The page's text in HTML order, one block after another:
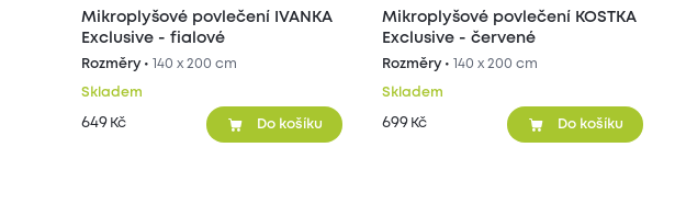
Mikroplyšové povlečení IVANKA
Exclusive - fialové
Rozměry • 140 x 200 cm
Skladem
649 Kč Do košíku
Mikroplyšové povlečení KOSTKA
Exclusive - červené
Rozměry • 140 x 200 cm
Skladem
699 Kč Do košíku